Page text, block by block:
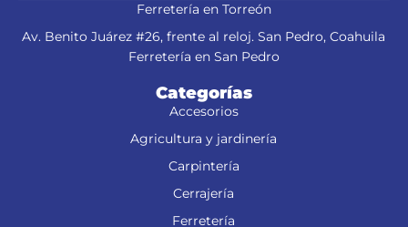
Ferretería en Torreón
Av. Benito Juárez #26, frente al reloj. San Pedro, Coahuila
Ferretería en San Pedro
Categorías
Accesorios
Agricultura y jardinería
Carpintería
Cerrajería
Ferretería